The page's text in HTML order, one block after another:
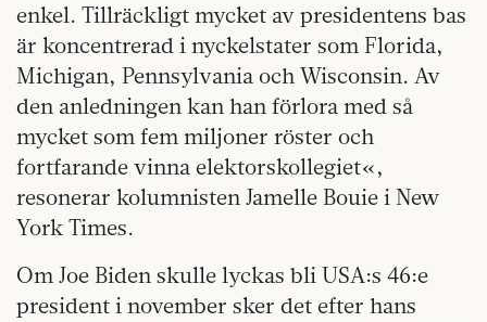
enkel. Tillräckligt mycket av presidentens bas
är koncentrerad i nyckelstater som Florida,
Michigan, Pennsylvania och Wisconsin. Av
den anledningen kan han förlora med så
mycket som fem miljoner röster och
fortfarande vinna elektorskollegiet«,
resonerar kolumnisten Jamelle Bouie i New
York Times.
Om Joe Biden skulle lyckas bli USA:s 46:e
president i november sker det efter hans